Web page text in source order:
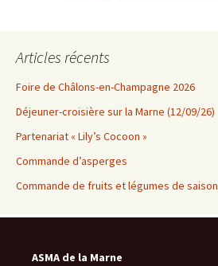
articles
Articles récents
Foire de Châlons-en-Champagne 2026
Déjeuner-croisière sur la Marne (12/09/26)
Partenariat « Lily’s Cocoon »
Commande d’asperges
Commande de fruits et légumes de saison
ASMA de la Marne